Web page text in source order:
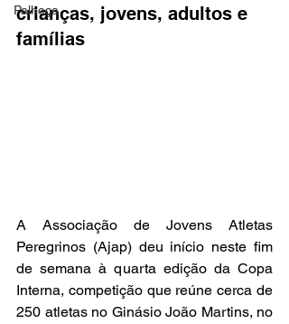
Palhoça
crianças, jovens, adultos e
famílias
A Associação de Jovens Atletas
Peregrinos (Ajap) deu início neste fim
de semana à quarta edição da Copa
Interna, competição que reúne cerca de
250 atletas no Ginásio João Martins, no